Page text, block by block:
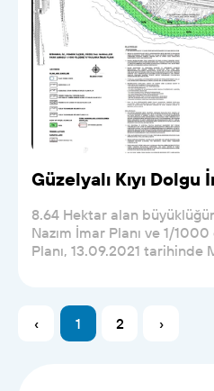
Güzelyalı Kıyı Dolgu
8.64 Hektar alan
Nazım İmar Planı ve 1/
Planı, 13.09.2021 tarihinde
‹ 1 2 ›